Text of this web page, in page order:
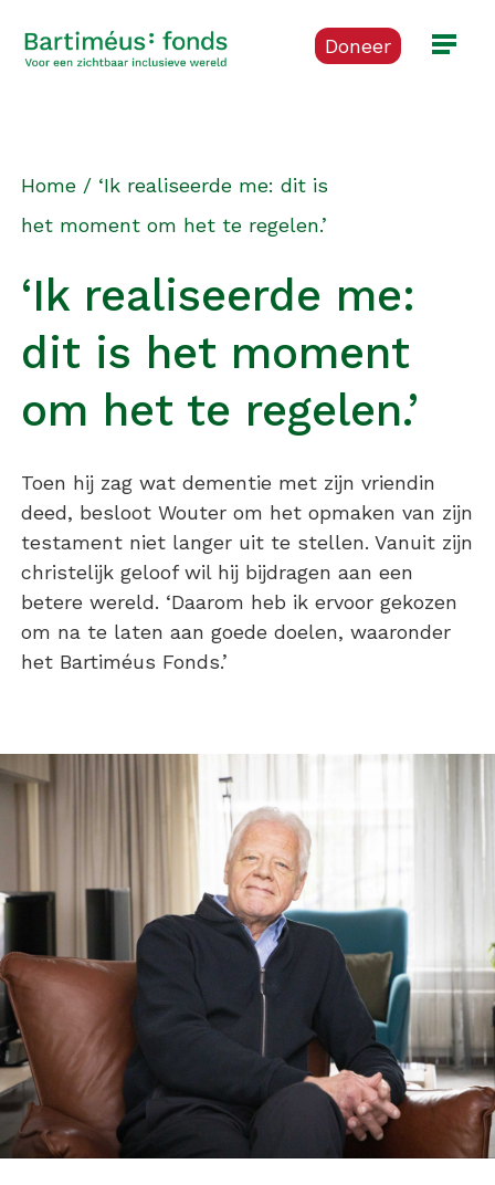
Doneer
Home / ‘Ik realiseerde me: dit is
het moment om het te regelen.’
‘Ik realiseerde me:
dit is het moment
om het te regelen.’
Toen hij zag wat dementie met zijn vriendin
deed, besloot Wouter om het opmaken van zijn
testament niet langer uit te stellen. Vanuit zijn
christelijk geloof wil hij bijdragen aan een
betere wereld. ‘Daarom heb ik ervoor gekozen
om na te laten aan goede doelen, waaronder
het Bartiméus Fonds.’